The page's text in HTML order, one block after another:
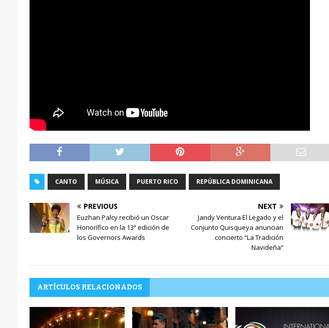
CANTO MÚSICA PUERTO RICO REPÚBLICA DOMINICANA
PREVIOUS
Euzhan Palcy recibió un Oscar
Honorífico en la 13ª edición de
los Governors Awards
NEXT
Jandy Ventura El Legado y el
Conjunto Quisqueya anuncian
concierto “La Tradición
Navideña”
ARTÍCULOS RELACIONADOS